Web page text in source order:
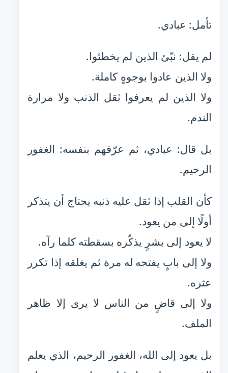
تأمل: عبادي.
لم يقل: نبّئ الذين لم يخطئوا.
ولا الذين عادوا بوجوهٍ كاملة.
ولا الذين لم يعرفوا ثقل الذنب ولا مرارة
الندم.
بل قال: عبادي، ثم عرّفهم بنفسه: الغفور
الرحيم.
كأن القلب إذا ثقل عليه ذنبه يحتاج أن يتذكر
أولًا إلى من يعود.
لا يعود إلى بشرٍ يذكّره بسقطته كلما رآه.
ولا إلى بابٍ يفتحه له مرة ثم يغلقه إذا تكرر
عثره.
ولا إلى قاضٍ من الناس لا يرى إلا ظاهر
الملف.
بل يعود إلى الله، الغفور الرحيم، الذي يعلم